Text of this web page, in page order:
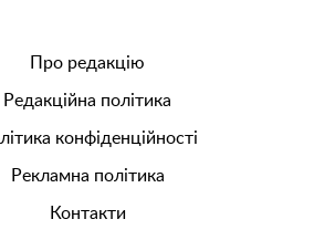
Про редакцію
Редакційна політика
конфіденційності
Рекламна політика
Контакти